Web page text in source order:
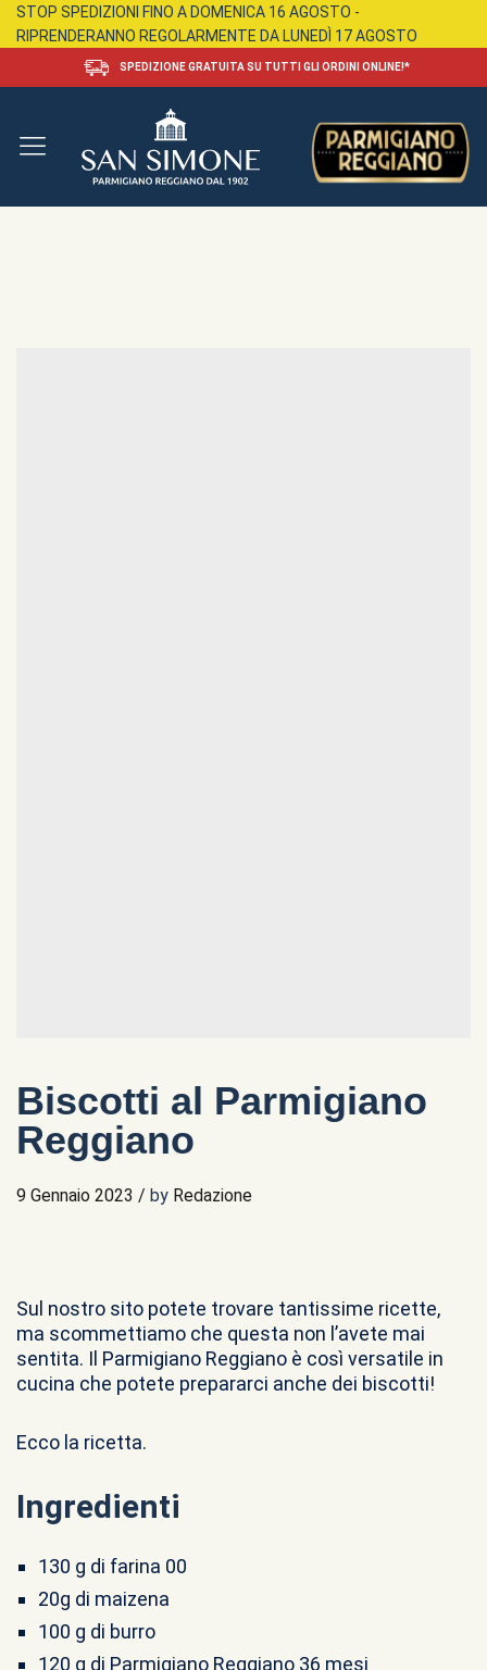
STOP SPEDIZIONI FINO A DOMENICA 16 AGOSTO -
RIPRENDERANNO REGOLARMENTE DA LUNEDÌ 17 AGOSTO
SPEDIZIONE GRATUITA SU TUTTI GLI ORDINI ONLINE!*
Biscotti al Parmigiano
Reggiano
9 Gennaio 2023 / by Redazione
Sul nostro sito potete trovare tantissime ricette,
ma scommettiamo che questa non l’avete mai
sentita. Il Parmigiano Reggiano è così versatile in
cucina che potete prepararci anche dei biscotti!
Ecco la ricetta.
Ingredienti
130 g di farina 00
20g di maizena
100 g di burro
120 g di Parmigiano Reggiano 36 mesi